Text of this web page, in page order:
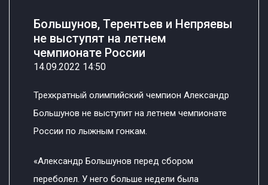
Большунов, Терентьев и Непряевы
не выступят на летнем
чемпионате России
14.09.2022 14:50
Трехкратный олимпийский чемпион Александр
Большунов не выступит на летнем чемпионате
России по лыжным гонкам.
«Александр Большунов перед сбором
переболел. У него больше недели была